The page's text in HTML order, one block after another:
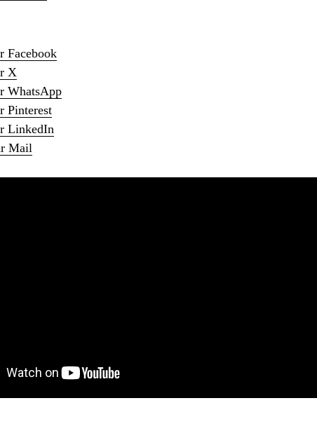
Facebook
X
WhatsApp
Pinterest
LinkedIn
Mail